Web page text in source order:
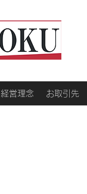
経営理念 お取引先